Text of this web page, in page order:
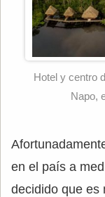
Hotel y centro
Napo,
en el país a
decidido que es